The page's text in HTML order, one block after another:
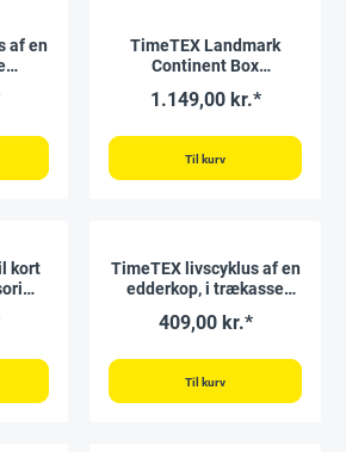
af en
TimeTEX Landmark
Continent Box
1.149,00 kr.*
Til kurv
kort
TimeTEX livscyklus af en
edderkop, i trækasse
409,00 kr.*
Til kurv